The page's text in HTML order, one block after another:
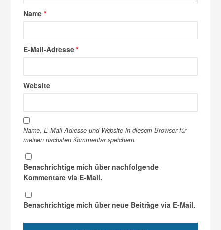
Name*
E-Mail-Adresse*
Website
Name, E-Mail-Adresse und Website in diesem Browser für
meinen nächsten Kommentar speichern.
Benachrichtige mich über nachfolgende
Kommentare via E-Mail.
Benachrichtige mich über neue Beiträge via E-Mail.